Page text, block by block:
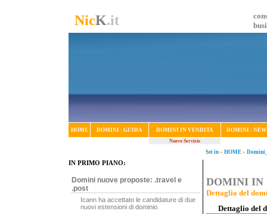
NicK.it
HOME DOMINI : GUIDA DOMINI IN VENDITA DOMINI :
Nuovo Servizio
Sei in » HOME »
IN PRIMO PIANO:
Domini nuove proposte: .travel e
.post
Icann ha accettato le candidature di due
nuovi estensioni di dominio.
DOMINI IN
Dettaglio del
Dettaglio del